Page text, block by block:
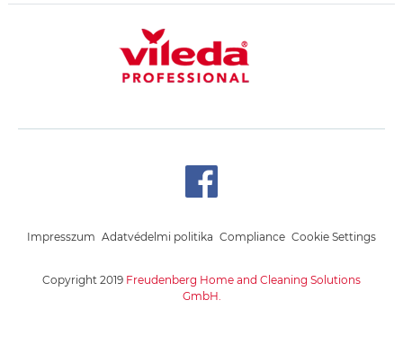
Copyright 2019 Freudenberg Home and Cleaning Solutions
GmbH.
Impresszum Adatvédelmi politika Compliance Cookie Settings